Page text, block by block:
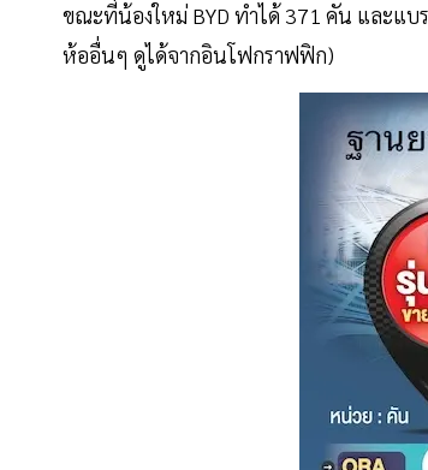
ขณะที่น้องใหม่ BYD ทำได้ 371 คัน และแ
ห้ออื่นๆ ดูได้จากอินโฟกราฟฟิก)